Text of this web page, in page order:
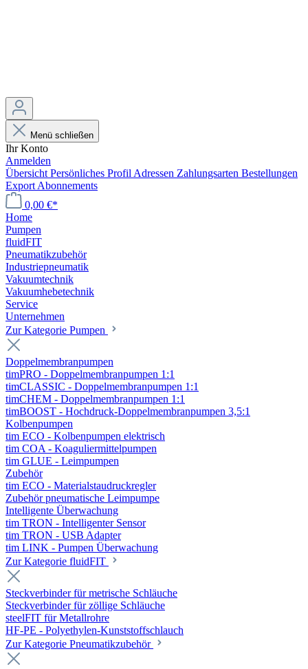
Menü schließen
Ihr Konto
Anmelden
Übersicht Persönliches Profil Adressen Zahlungsarten Bestellungen
Export Abonnements
0,00 €*
Home
Pumpen
fluidFIT
Pneumatikzubehör
Industriepneumatik
Vakuumtechnik
Vakuumhebetechnik
Service
Unternehmen
Zur Kategorie Pumpen
Doppelmembranpumpen
timPRO - Doppelmembranpumpen 1:1
timCLASSIC - Doppelmembranpumpen 1:1
timCHEM - Doppelmembranpumpen 1:1
timBOOST - Hochdruck-Doppelmembranpumpen 3,5:1
Kolbenpumpen
tim ECO - Kolbenpumpen elektrisch
tim COA - Koaguliermittelpumpen
tim GLUE - Leimpumpen
Zubehör
tim ECO - Materialstaudruckregler
Zubehör pneumatische Leimpumpe
Intelligente Überwachung
tim TRON - Intelligenter Sensor
tim TRON - USB Adapter
tim LINK - Pumpen Überwachung
Zur Kategorie fluidFIT
Steckverbinder für metrische Schläuche
Steckverbinder für zöllige Schläuche
steelFIT für Metallrohre
HF-PE - Polyethylen-Kunststoffschlauch
Zur Kategorie Pneumatikzubehör